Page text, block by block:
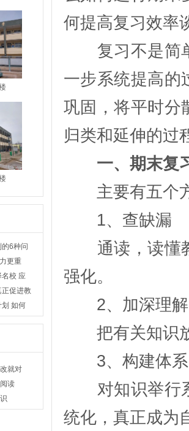
6种问
更重
校 应
正促进教
如何
就对
读
何提高复习效率
复习不是简单
一步系统提高的
巩固，将平时分
归类和延伸的过
一、期末复
主要有五个
1、查缺漏
通读，读懂教
强化。
2、加深理解
把有关知识放
3、构建体系
对知识举行系
统化，真正成为